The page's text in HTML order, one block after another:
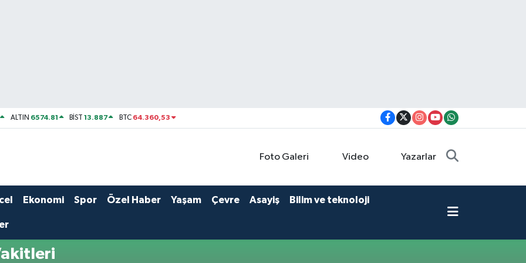
ALTIN 6574.81 BİST13.887 BTC 64.360,53
Foto Galeri Video Yazarlar
Ekonomi Spor Özel Haber Yaşam Çevre Asayiş Bilim ve teknoloji